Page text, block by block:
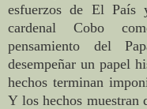
esfuerzos de El País
cardenal Cobo
pensamiento del
desempeñar un papel
hechos terminan
Y los hechos muestran